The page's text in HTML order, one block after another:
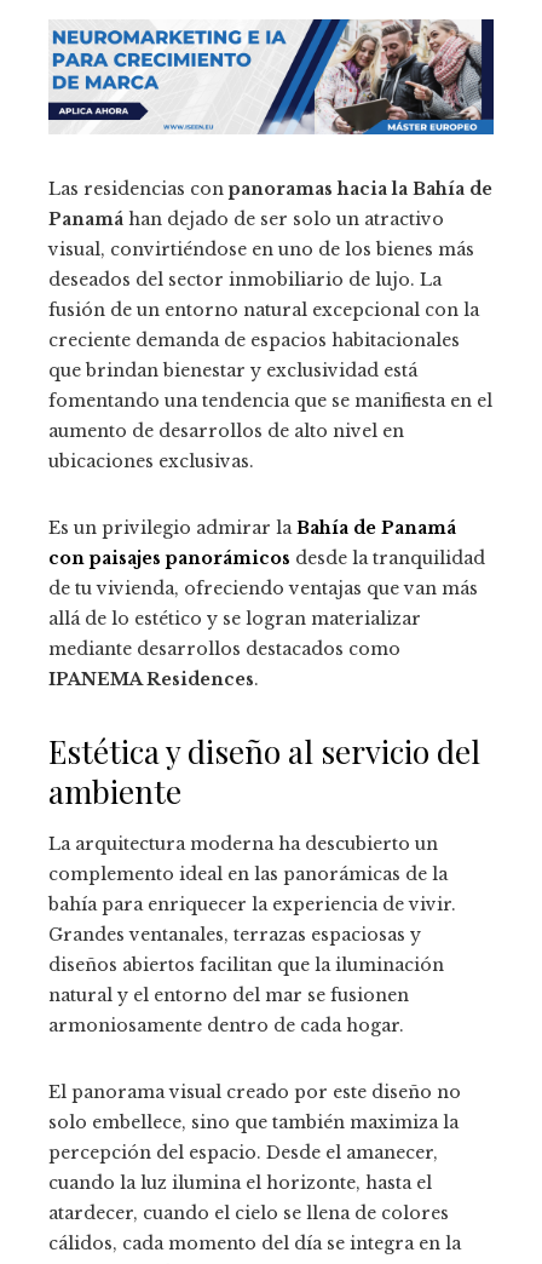
Las residencias conpanoramas hacia la Bahía de
Panamá han dejado de ser solo un atractivo
visual, convirtiéndose en uno de los bienes más
deseados del sector inmobiliario de lujo. La
fusión de un entorno natural excepcional con la
creciente demanda de espacios habitacionales
que brindan bienestar y exclusividad está
fomentando una tendencia que se manifiesta en el
aumento de desarrollos de alto nivel en
ubicaciones exclusivas.
Es un privilegio admirar la Bahía de Panamá
con paisajes panorámicos desde la tranquilidad
de tu vivienda, ofreciendo ventajas que van más
allá de lo estético y se logran materializar
mediante desarrollos destacados como
IPANEMA Residences.
Estética y diseño al servicio del
ambiente
La arquitectura moderna ha descubierto un
complemento ideal en las panorámicas de la
bahía para enriquecer la experiencia de vivir.
Grandes ventanales, terrazas espaciosas y
diseños abiertos facilitan que la iluminación
natural y el entorno del mar se fusionen
armoniosamente dentro de cada hogar.
El panorama visual creado por este diseño no
solo embellece, sino que también maximiza la
percepción del espacio. Desde el amanecer,
cuando la luz ilumina el horizonte, hasta el
atardecer, cuando el cielo se llena de colores
cálidos, cada momento del día se integra en la